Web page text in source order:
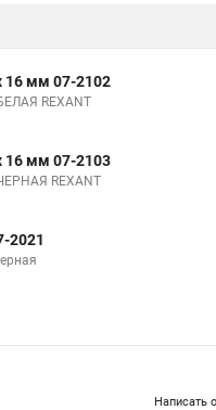
16 мм 07-2102
REXANT
16 мм 07-2103
REXANT
2021
Написать